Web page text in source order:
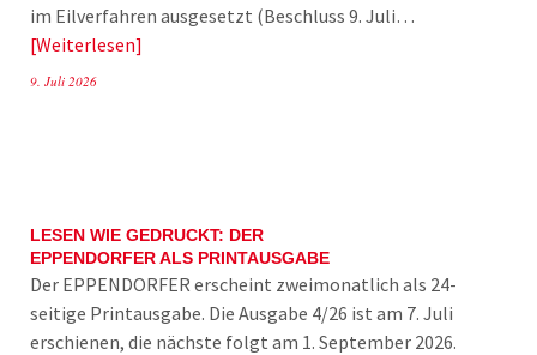
im Eilverfahren ausgesetzt (Beschluss 9. Juli…
Weiterlesen
9. Juli 2026
LESEN WIE GEDRUCKT: DER
EPPENDORFER ALS PRINTAUSGABE
Der EPPENDORFER erscheint zweimonatlich als 24-
seitige Printausgabe. Die Ausgabe 4/26 ist am 7. Juli
erschienen, die nächste folgt am 1. September 2026.